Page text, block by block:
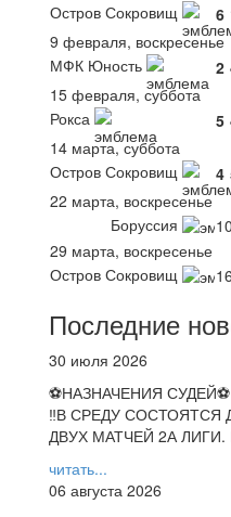
Остров Сокровищ
6
9 февраля, воскресенье
МФК Юность
2
15 февраля, суббота
Рокса
5
14 марта, суббота
Остров Сокровищ
4
22 марта, воскресенье
Боруссия
29 марта, воскресенье
Остров Сокровищ
Последние
30 июля 2026
⚽НАЗНАЧЕНИЯ СУДЕЙ⚽
‼В СРЕДУ СОСТОЯТСЯ
ДВУХ МАТЧЕЙ 2А
читать...
06 августа 2026